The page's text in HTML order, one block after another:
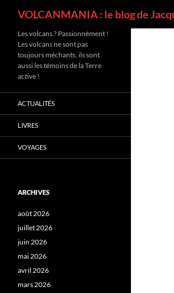
VOLCANMANIA : le blog de
Les volcans ? Passionnément !
Les volcans ne sont pas
toujours méchants, ils sont
aussi les témoins de la Terre
active !
ACTUALITÉS
LIVRES
VOYAGES
ARCHIVES
août 2026
juillet 2026
juin 2026
mai 2026
avril 2026
mars 2026